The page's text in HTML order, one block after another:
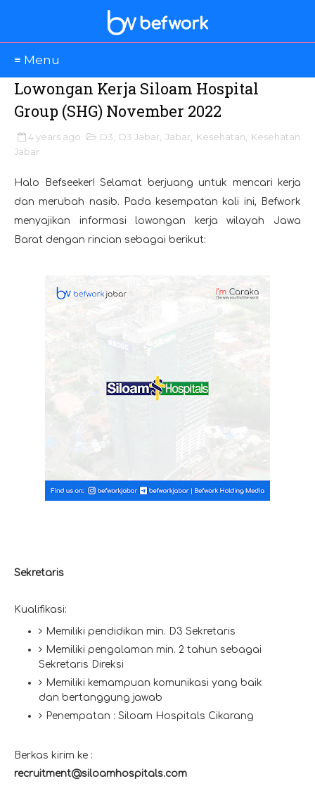
≡ Menu
Lowongan Kerja Siloam Hospital
Group (SHG) November 2022
4 years ago D3 D3 Jabar Jabar Kesehatan
Kesehatan
Jabar
Halo Befseeker! Selamat berjuang untuk mencari kerja
dan merubah nasib. Pada kesempatan kali ini, Befwork
menyajikan informasi lowongan kerja wilayah Jawa
Barat dengan rincian sebagai berikut:
Sekretaris
Kualifikasi:
Memiliki pendidikan min. D3 Sekretaris
Memiliki pengalaman min. 2 tahun sebagai
Sekretaris Direksi
Memiliki kemampuan komunikasi yang baik
dan bertanggung jawab
Penempatan : Siloam Hospitals Cikarang
Berkas kirim ke :
recruitment@siloamhospitals.com